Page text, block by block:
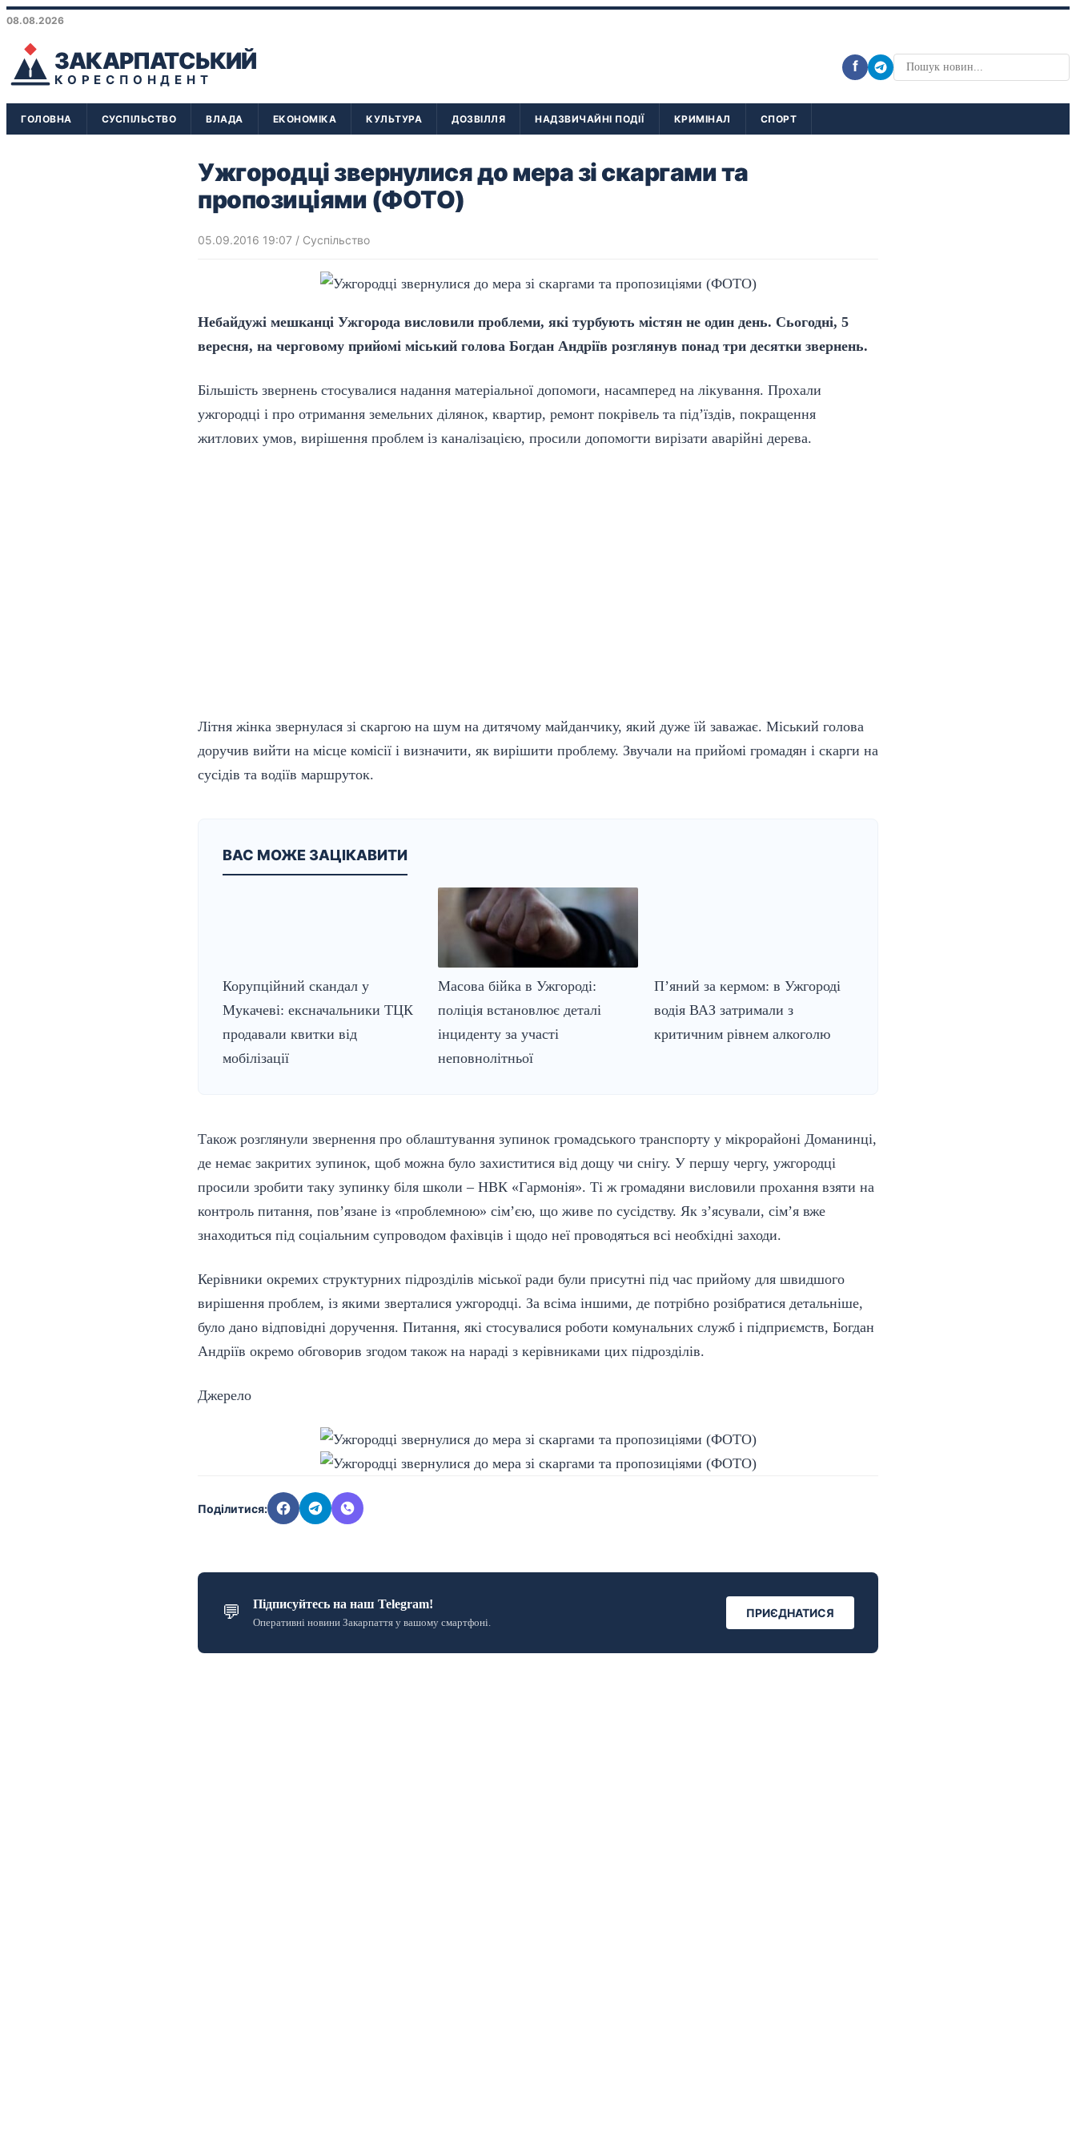
08.08.2026
ЗАКАРПАТСЬКИЙ
КОРЕСПОНДЕНТ
f
ГОЛОВНА СУСПІЛЬСТВО ВЛАДА ЕКОНОМІКА КУЛЬТУРА ДОЗВІЛЛЯ НАДЗВИЧАЙНІ ПОДІЇ КРИМІНАЛ СПОРТ
Ужгородці звернулися до мера зі скаргами та
пропозиціями (ФОТО)
05.09.2016 19:07 / Суспільство
Небайдужі мешканці Ужгорода висловили проблеми, які турбують містян не один день. Сьогодні, 5
вересня, на черговому прийомі міський голова Богдан Андріїв розглянув понад три десятки звернень.
Більшість звернень стосувалися надання матеріальної допомоги, насамперед на лікування. Прохали
ужгородці і про отримання земельних ділянок, квартир, ремонт покрівель та під’їздів, покращення
житлових умов, вирішення проблем із каналізацією, просили допомогти вирізати аварійні дерева.
Літня жінка звернулася зі скаргою на шум на дитячому майданчику, який дуже їй заважає. Міський голова
доручив вийти на місце комісії і визначити, як вирішити проблему. Звучали на прийомі громадян і скарги на
сусідів та водіїв маршруток.
ВАС МОЖЕ ЗАЦІКАВИТИ
Корупційний скандал у
Мукачеві: ексначальники ТЦК
продавали квитки від
мобілізації
Масова бійка в Ужгороді:
поліція встановлює деталі
інциденту за участі
неповнолітньої
П’яний за кермом: в Ужгороді
водія ВАЗ затримали з
критичним рівнем алкоголю
Також розглянули звернення про облаштування зупинок громадського транспорту у мікрорайоні Доманинці,
де немає закритих зупинок, щоб можна було захиститися від дощу чи снігу. У першу чергу, ужгородці
просили зробити таку зупинку біля школи – НВК «Гармонія». Ті ж громадяни висловили прохання взяти на
контроль питання, пов’язане із «проблемною» сім’єю, що живе по сусідству. Як з’ясували, сім’я вже
знаходиться під соціальним супроводом фахівців і щодо неї проводяться всі необхідні заходи.
Керівники окремих структурних підрозділів міської ради були присутні під час прийому для швидшого
вирішення проблем, із якими зверталися ужгородці. За всіма іншими, де потрібно розібратися детальніше,
було дано відповідні доручення. Питання, які стосувалися роботи комунальних служб і підприємств, Богдан
Андріїв окремо обговорив згодом також на нараді з керівниками цих підрозділів.
Джерело
Поділитися:
💬 Підписуйтесь на наш Telegram!
Оперативні новини Закарпаття у вашому смартфоні.
ПРИЄДНАТИСЯ